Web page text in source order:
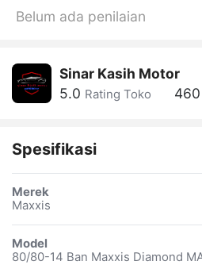
Belum ada penilaian
Sinar Kasih Motor
5.0 Rating Toko 460
Spesifikasi
Merek
Maxxis
Model
80/80-14 Ban Maxxis Diamond